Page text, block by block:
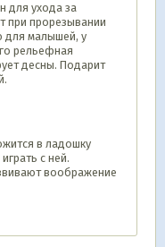
для ухода за
при прорезывании
для малышей, у
рельефная
десны. Подарит
в ладошку
с ней.
воображение